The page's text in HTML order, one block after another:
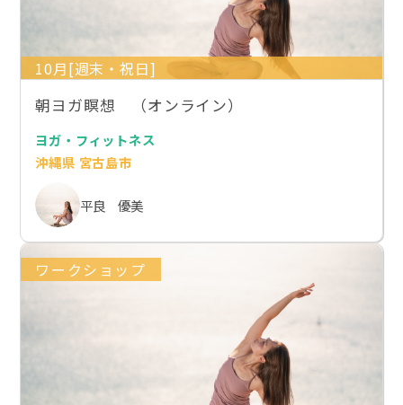
10月[週末・祝日]
朝ヨガ瞑想 （オンライン）
ヨガ・フィットネス
沖縄県 宮古島市
平良 優美
ワークショップ